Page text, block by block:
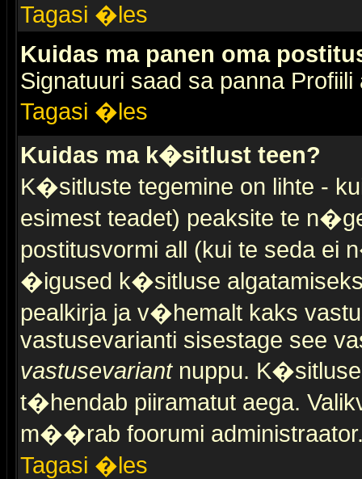
Tagasi �les
Kuidas ma panen oma
Signatuuri saad sa panna Profiili
Tagasi �les
Kuidas ma k�sitlust teen?
K�sitluste tegemine on lihte -
esimest teadet) peaksite te
postitusvormi all (kui te seda ei
�igused k�sitluse
pealkirja ja v�hemalt kaks
vastusevarianti sisestage see
vastusevariantnuppu.
t�hendab piiramatut aega.
m��rab foorumi
Tagasi �les